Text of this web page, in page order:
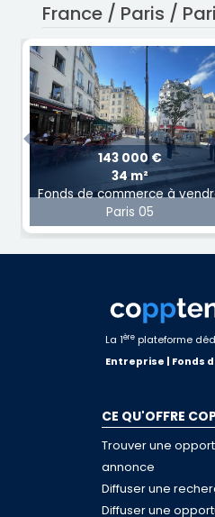
France / Paris /
143 000 €
34 m²
Fonds de commerce à
Paris 05
Previous
La 1ère plateforme
Entreprise | Fonds
CE QU'OFFRE
Trouver une
annonce
Diffuser une
Diffuser une